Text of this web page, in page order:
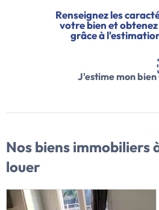
Renseignez les
votre bien et
grâce à
J'estime mon bien
Nos biens immobiliers
louer